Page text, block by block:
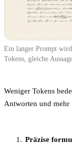
Ein langer Prompt
Tokens, gleiche
Weniger Tokens
Antworten und mehr
Präzise